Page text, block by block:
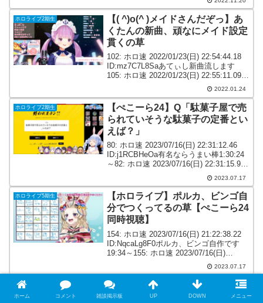
ホロライブ2期生
【( ^)o(^ )メイドさんだぞっ】あ
くたんの新曲、頑なにメイド設定
貫くの草
102: ホロ速 2022/01/23(日) 22:54:44.18
ID:mz7C7L8Saあてぃし新曲流します
105: ホロ速 2022/01/23(日) 22:55:11.09
ID:I5QxgQ9P0めっちゃイオシスで草106:
2022.01.24
ホロライブ2期生
【ぺこーら24】Q「駄菓子屋で売
られていそうな駄菓子の定番とい
えば？」
80: ホロ速 2023/07/16(日) 22:31:12.46
ID:j1RCBHeOa有名ならうまい棒1:30:24
～82: ホロ速 2023/07/16(日) 22:31:15.99
ID:KXpj8txu0うまい棒以外出てくる2023.07.17
ホロライブ5期生
【ホロライブ】ポルカ、ビンゴ自
分でつくってるの草【ぺこーら24
同時視聴】
154: ホロ速 2023/07/16(日) 21:22:38.22
ID:NqcaLg8F0ポルカ、ビンゴ自作です
19:34～155: ホロ速 2023/07/16(日)
21:22:40.13 ID:y8XyHca+0ポルカもよぅ
やるわ...
2023.07.17
ホーム コメント 雑談掲示板 UP DOWN メニュー